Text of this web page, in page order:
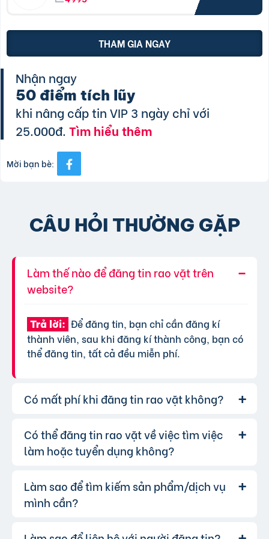
THAM GIA NGAY
Nhận ngay
50 điểm tích lũy
khi nâng cấp tin VIP 3 ngày chỉ với
25.000đ.Tìm hiểu thêm
Mời bạn bè:
CÂU HỎI THƯỜNG GẶP
Làm thế nào để đăng tin rao vặt trên
website?
Trả lời: Để đăng tin, bạn chỉ cần đăng kí
thành viên, sau khi đăng kí thành công, bạn có
thể đăng tin, tất cả đều miễn phí.
Có mất phí khi đăng tin rao vặt không?
Trả lời: Chúng tôi cung cấp gói đăng tin miễn
phí cơ bản cho tất cả người dùng. Tuy nhiên, để
thị, bạn có thể lựa chọn các gói dịch vụ nâng
cấp với chi phí hợp lý, xem thêmphí dịch vụ tin
VIP.
Có thể đăng tin rao vặt về việc tìm việc
làm hoặc tuyển dụng không?
Trả lời: Hoàn toàn có thể. Website của chúng
tôi hỗ trợ đăng tin tuyển dụng và tìm việc làm.
đủ thông tin.
Làm sao để tìm kiếm sản phẩm/dịch vụ
mình cần?